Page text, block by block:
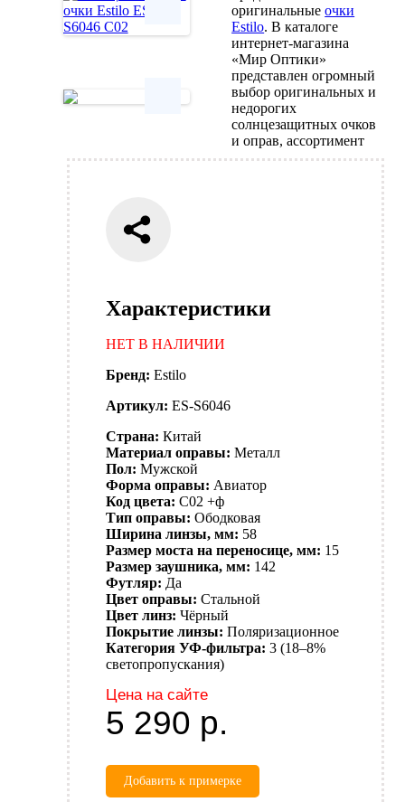
Характеристики
НЕТ В НАЛИЧИИ
Бренд: Estilo
Артикул: ES-S6046
Страна: Китай
Материал оправы: Металл
Пол: Мужской
Форма оправы: Авиатор
Код цвета: C02 +ф
Тип оправы: Ободковая
Ширина линзы, мм: 58
Размер моста на переносице, мм: 15
Размер заушника, мм: 142
Футляр: Да
Цвет оправы: Стальной
Цвет линз: Чёрный
Покрытие линзы: Поляризационное
Категория УФ-фильтра: 3 (18–8%
светопропускания)
Цена на сайте
5 290 р.
Добавить к примерке
оригинальныеочки
Estilo. В каталоге
интернет-магазина
«Мир Оптики»
представлен огромный
выбор оригинальных и
недорогих
солнцезащитных очков
и оправ, ассортимент